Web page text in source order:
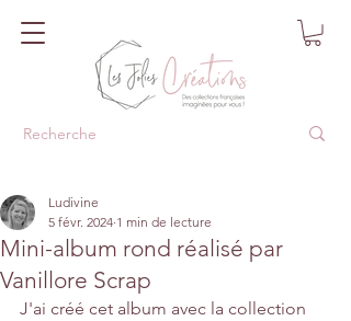
Mini-album rond réalisé par
Vanillore Scrap
Ludivine
5 févr. 2024 1 min de lecture
J'ai créé cet album avec la collection